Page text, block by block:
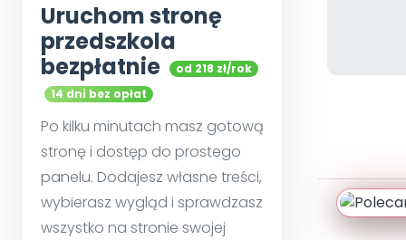
Uruchom stronę
przedszkola
bezpłatnie
od 218 zł/rok
14 dni bez opłat
Po kilku minutach masz gotową
stronę i dostęp do prostego
panelu. Dodajesz własne treści,
wybierasz wygląd i sprawdzasz
wszystko na stronie swojej